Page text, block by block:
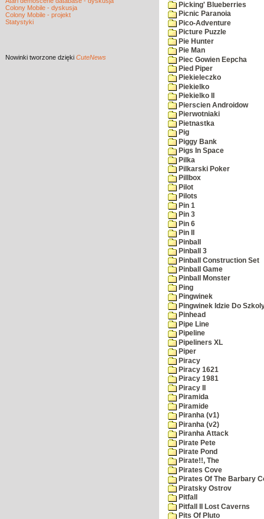
Colony Mobile - dyskusja
Colony Mobile - projekt
Statystyki
Nowinki tworzone dzięki CuteNews
Picking' Blueberries
Picnic Paranoia
Pico-Adventure
Picture Puzzle
Pie Hunter
Pie Man
Piec Gowien Eepcha
Pied Piper
Piekieleczko
Piekielko
Piekielko II
Pierscien Androidow
Pierwotniaki
Pietnastka
Pig
Piggy Bank
Pigs In Space
Pilka
Pilkarski Poker
Pillbox
Pilot
Pilots
Pin 1
Pin 3
Pin 6
Pin II
Pinball
Pinball 3
Pinball Construction Set
Pinball Game
Pinball Monster
Ping
Pingwinek
Pingwinek Idzie Do
Pinhead
Pipe Line
Pipeline
Pipeliners XL
Piper
Piracy
Piracy 1621
Piracy 1981
Piracy II
Piramida
Piramide
Piranha (v1)
Piranha (v2)
Piranha Attack
Pirate Pete
Pirate Pond
Pirate!!, The
Pirates Cove
Pirates Of The Barbary
Piratsky Ostrov
Pitfall
Pitfall II Lost Caverns
Pits Of Pluto